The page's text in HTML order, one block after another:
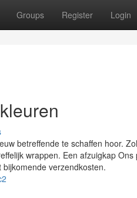
Groups Register Login
betreffende te schaffen hoor.
wrappen. Een afzuigkap
verzendkosten.